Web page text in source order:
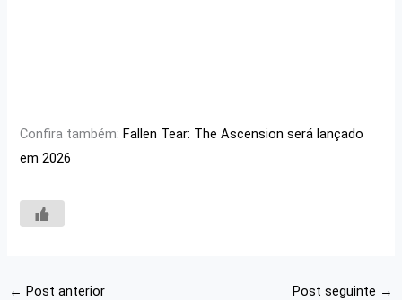
Confira também:Fallen Tear: The Ascension será lançado
em 2026
← Post anterior Post seguinte →